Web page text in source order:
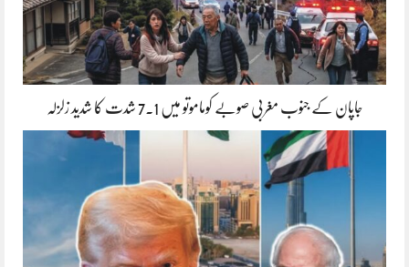
جاپان کے جنوب مغربی صوبے کوماموتو میں 7.1 شدت کا شدید زلزلہ